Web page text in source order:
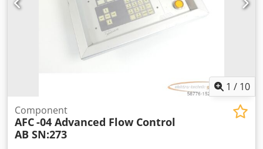
1 / 10
Component
AFC-04 Advanced Flow Control
AB SN:273